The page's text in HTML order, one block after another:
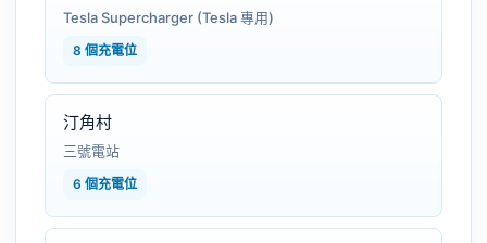
Tesla Supercharger (Tesla 專用)
8 個充電位
汀角村
三號電站
6 個充電位